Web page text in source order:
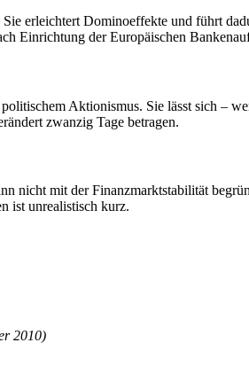
erleichtert Dominoeffekte und führt
Einrichtung der Europäischen
Aktionismus. Sie lässt sich –
zwanzig Tage betragen.
nicht mit der Finanzmarktstabilität
ist unrealistisch kurz.
2010)